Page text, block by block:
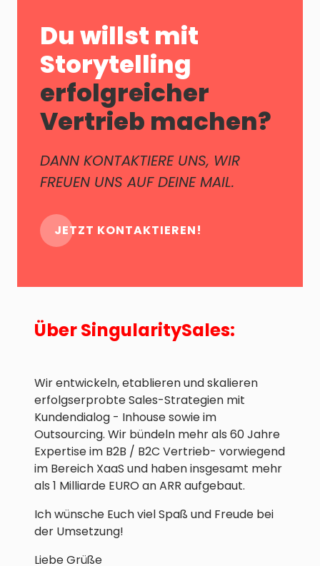
Du willst mit
Storytelling
erfolgreicher
Vertrieb machen?
DANN KONTAKTIERE UNS, WIR
FREUEN UNS AUF DEINE MAIL.
JETZT KONTAKTIEREN!
Über SingularitySales:
Wir entwickeln, etablieren und skalieren
erfolgserprobte Sales-Strategien mit
Kundendialog - Inhouse sowie im
Outsourcing. Wir bündeln mehr als 60 Jahre
Expertise im B2B / B2C Vertrieb- vorwiegend
im Bereich XaaS und haben insgesamt mehr
als 1 Milliarde EURO an ARR aufgebaut.
Ich wünsche Euch viel Spaß und Freude bei
der Umsetzung!
Liebe Grüße